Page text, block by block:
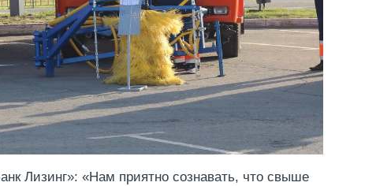
Лизинг»: «Нам приятно сознавать, что свыше